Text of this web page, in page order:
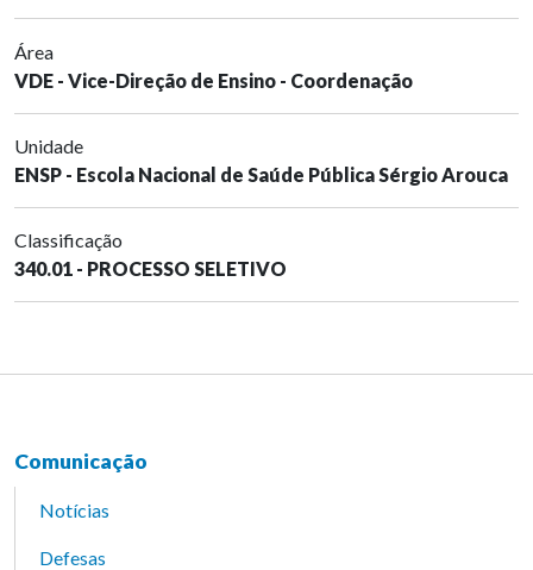
Área
VDE - Vice-Direção de Ensino - Coordenação
Unidade
ENSP - Escola Nacional de Saúde Pública Sérgio Arouca
Classificação
340.01 - PROCESSO SELETIVO
Comunicação
Notícias
Defesas